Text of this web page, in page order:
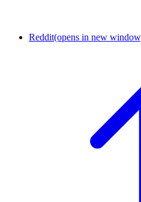
Reddit(opens in new